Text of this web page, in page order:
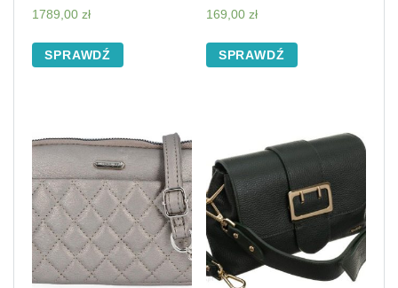
1789,00 zł
SPRAWDŹ
169,00 zł
SPRAWDŹ